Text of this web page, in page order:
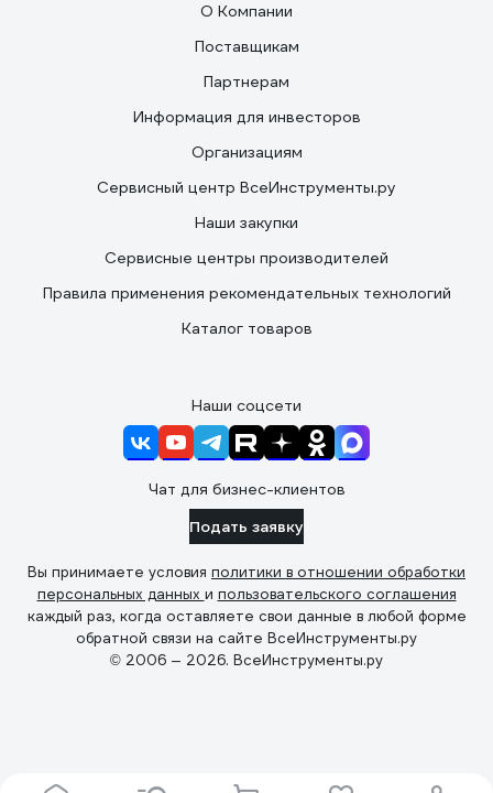
О Компании
Поставщикам
Партнерам
Информация для инвесторов
Организациям
Сервисный центр ВсеИнструменты.ру
Наши закупки
Сервисные центры производителей
Правила применения рекомендательных технологий
Каталог товаров
Наши соцсети
Чат для бизнес-клиентов
Подать заявку
Вы принимаете условия политики в отношении обработки
персональных данных и пользовательского соглашения
каждый раз, когда оставляете свои данные в любой форме
обратной связи на сайте ВсеИнструменты.ру
© 2006 — 2026. ВсеИнструменты.ру